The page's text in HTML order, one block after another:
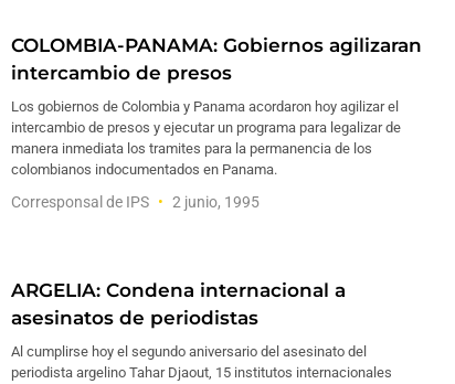
COLOMBIA-PANAMA: Gobiernos agilizaran
intercambio de presos
Los gobiernos de Colombia y Panama acordaron hoy agilizar el
intercambio de presos y ejecutar un programa para legalizar de
manera inmediata los tramites para la permanencia de los
colombianos indocumentados en Panama.
Corresponsal de IPS 2 junio, 1995
ARGELIA: Condena internacional a
asesinatos de periodistas
Al cumplirse hoy el segundo aniversario del asesinato del
periodista argelino Tahar Djaout, 15 institutos internacionales